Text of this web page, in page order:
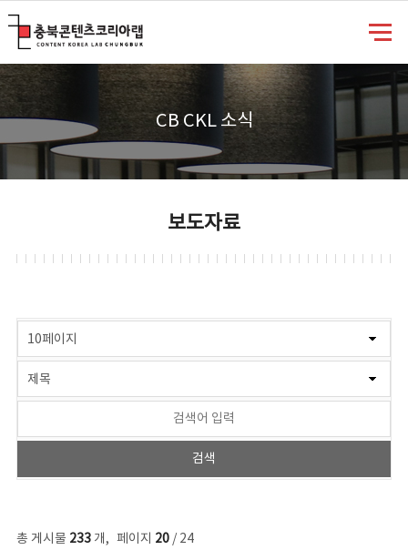
CB CKL 소식
보도자료
총 게시물 233개, 페이지 20/ 24